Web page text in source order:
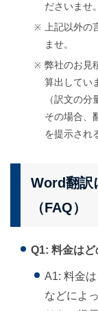
ださいませ。
上記以外
ませ。
弊社のお見
算出してい
（訳文の
その場合、
を提示され
Word翻訳
（FAQ）
Q1: 料金はど
A1: 料金
などによ